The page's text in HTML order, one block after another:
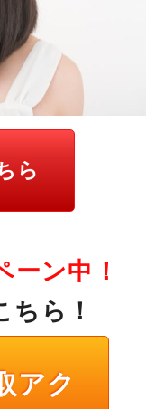
ら
ーン中！
ちら！
アク